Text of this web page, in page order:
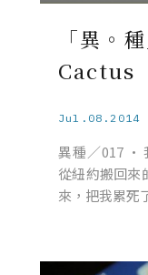
「異。
Cactus
Jul.08.2014
異種／017 •
從紐約搬回來
來，把我累